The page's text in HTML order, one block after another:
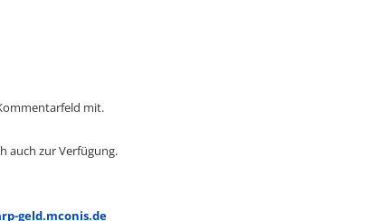
mit.
auch zur Verfügung.
geld.mconis.de